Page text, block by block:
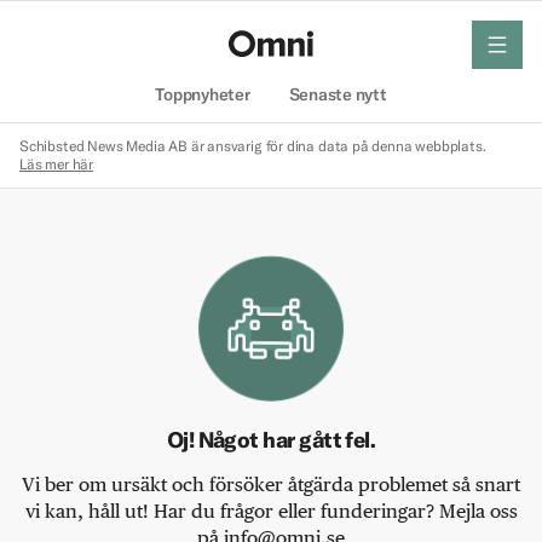
Toppnyheter Senaste nytt
meny
Schibsted News Media AB är ansvarig för dina data på denna webbplats.
Läs mer här
Oj! Något har gått fel.
Vi ber om ursäkt och försöker åtgärda problemet så snart
vi kan, håll ut! Har du frågor eller funderingar? Mejla oss